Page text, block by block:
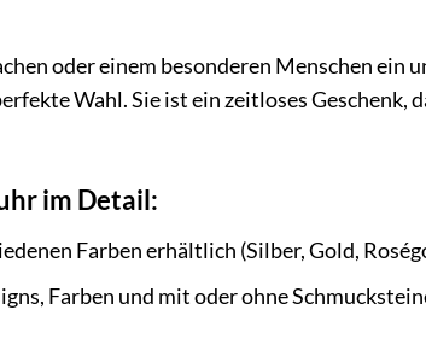
oder einem besonderen Menschen ein
Wahl. Sie ist ein zeitloses Geschenk,
im Detail:
Farben erhältlich (Silber, Gold,
Farben und mit oder ohne